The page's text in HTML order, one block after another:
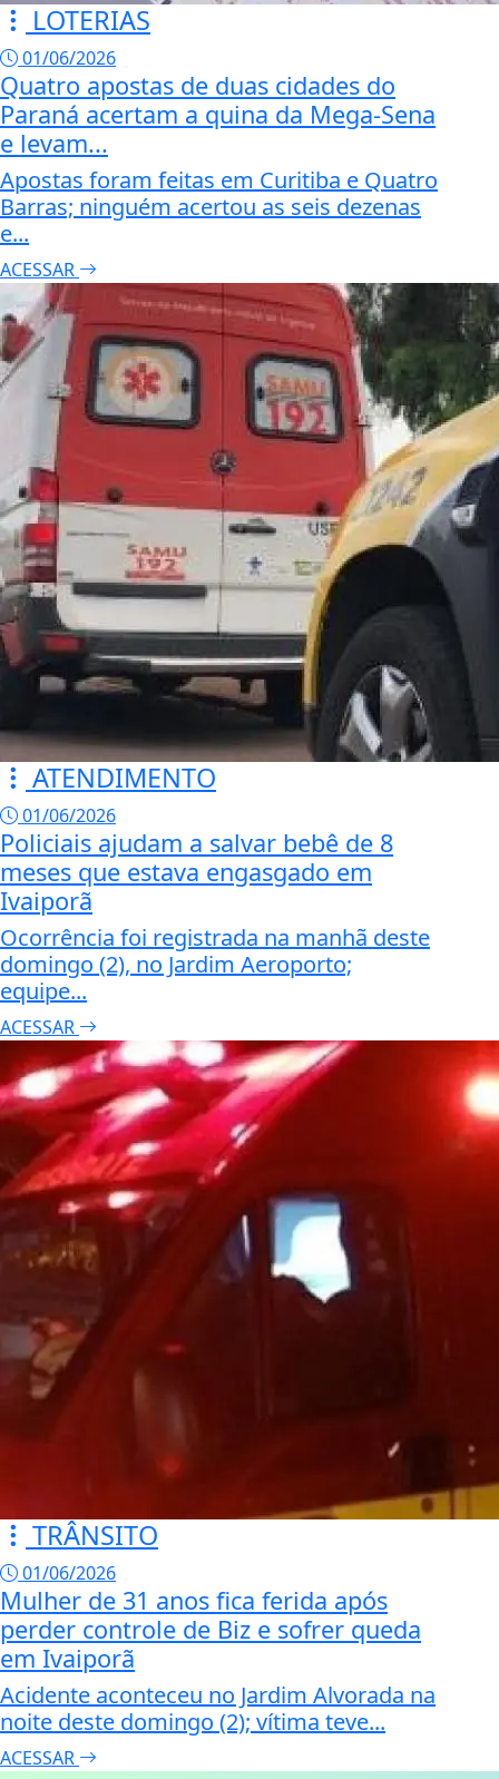
LOTERIAS
01/06/2026
Quatro apostas de duas cidades do
Paraná acertam a quina da Mega-Sena
e levam...
Apostas foram feitas em Curitiba e Quatro
Barras; ninguém acertou as seis dezenas
e...
ACESSAR
ATENDIMENTO
01/06/2026
Policiais ajudam a salvar bebê de 8
meses que estava engasgado em
Ivaiporã
Ocorrência foi registrada na manhã deste
domingo (2), no Jardim Aeroporto;
equipe...
ACESSAR
TRÂNSITO
01/06/2026
Mulher de 31 anos fica ferida após
perder controle de Biz e sofrer queda
em Ivaiporã
Acidente aconteceu no Jardim Alvorada na
noite deste domingo (2); vítima teve...
ACESSAR